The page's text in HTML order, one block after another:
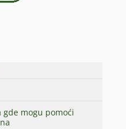
gde mogu pomoći